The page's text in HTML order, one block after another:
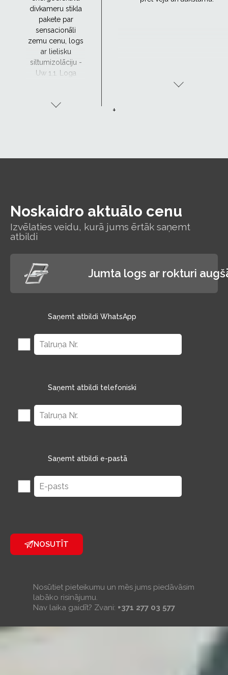
divkameru stikla
pakete par
sensacionāli
zemu cenu, logs
ar lielisku
siltumizolāciju -
Uw 1,1. Loga
īpašības ļauj
mazāk par apkuri.
+
Noskaidro aktuālo cenu
Izvēlaties veidu, kurā jums ērtāk saņemt
atbildi
Jumta logs ar rokturi
Saņemt atbildi WhatsApp
Saņemt atbildi telefoniski
Saņemt atbildi e-pastā
NOSUTĪT
Nosūtiet pieteikumu un mēs jums piedāvāsim
labāko risinājumu.
Nav laika gaidīt? Zvani: +371 277 03 577